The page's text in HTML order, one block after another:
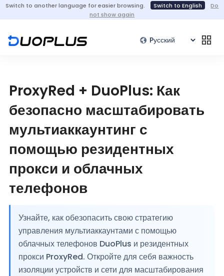
Switch to another language for easier browsing. Switch to English
Do
not show again
ProxyRed + DuoPlus: Как
безопасно масштабировать
мультиаккаунтинг с
помощью резидентных
прокси и облачных
телефонов
Узнайте, как обезопасить свою стратегию
управления мультиаккаунтами с помощью
облачных телефонов DuoPlus и резидентных
прокси ProxyRed. Откройте для себя важность
изоляции устройств и сети для масштабирования